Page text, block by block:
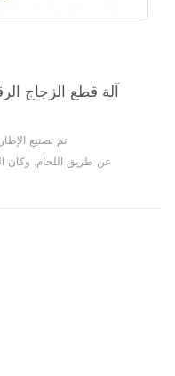
آلة قطع الزجاج
تم تصنيع
عن طريق اللحام. وكان